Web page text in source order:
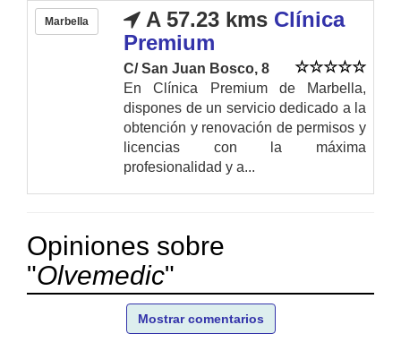
Marbella A 57.23 kms Clínica
Premium
C/ San Juan Bosco, 8
En Clínica Premium de Marbella,
dispones de un servicio dedicado a la
obtención y renovación de permisos y
licencias con la máxima
profesionalidad y a...
Opiniones sobre
"Olvemedic"
Mostrar comentarios